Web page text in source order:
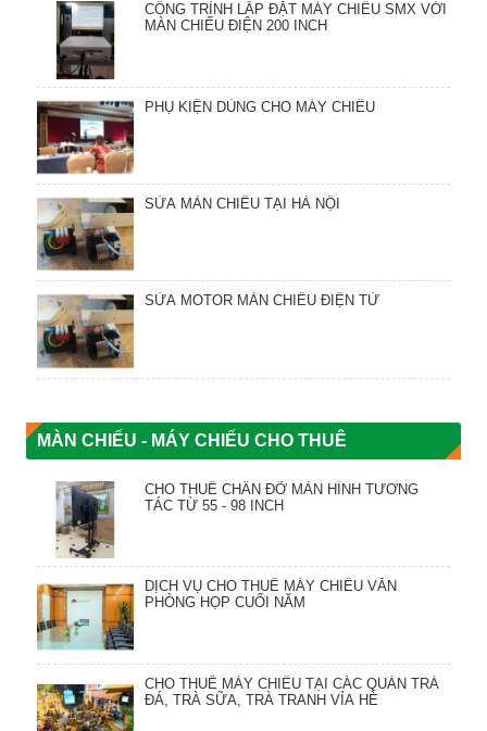
CÔNG TRÌNH LẮP ĐẶT MÁY CHIẾU SMX VỚI
MÀN CHIẾU ĐIỆN 200 INCH
PHỤ KIỆN DÙNG CHO MÁY CHIẾU
SỬA MÀN CHIẾU TẠI HÀ NỘI
SỬA MOTOR MÀN CHIẾU ĐIỆN TỬ
MÀN CHIẾU - MÁY CHIẾU CHO THUÊ
CHO THUÊ CHÂN ĐỠ MÀN HÌNH TƯƠNG
TÁC TỪ 55 - 98 INCH
DỊCH VỤ CHO THUÊ MÁY CHIẾU VĂN
PHÒNG HỌP CUỐI NĂM
CHO THUÊ MÁY CHIẾU TẠI CÁC QUÁN TRÀ
ĐÁ, TRÀ SỮA, TRÀ TRANH VỈA HÈ